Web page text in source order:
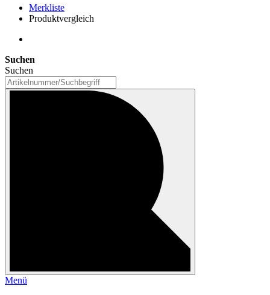
Merkliste
Produktvergleich
Suchen
Suchen
Menü